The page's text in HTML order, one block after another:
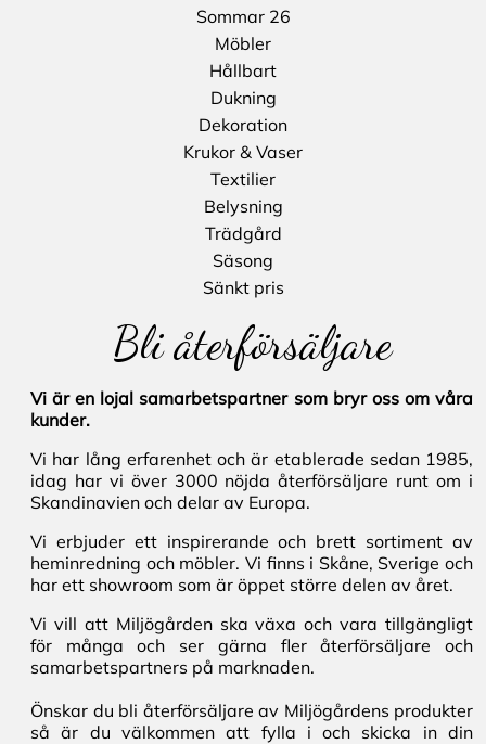
Sommar 26
Möbler
Hållbart
Dukning
Dekoration
Krukor & Vaser
Textilier
Belysning
Trädgård
Säsong
Sänkt pris
Bli återförsäljare
Vi är en lojal samarbetspartner som bryr oss om våra
kunder.
Vi har lång erfarenhet och är etablerade sedan 1985,
idag har vi över 3000 nöjda återförsäljare runt om i
Skandinavien och delar av Europa.
Vi erbjuder ett inspirerande och brett sortiment av
heminredning och möbler. Vi finns i Skåne, Sverige och
har ett showroom som är öppet större delen av året.
Vi vill att Miljögården ska växa och vara tillgängligt
för många och ser gärna fler återförsäljare och
samarbetspartners på marknaden.
Önskar du bli återförsäljare av Miljögårdens produkter
så är du välkommen att fylla i och skicka in din